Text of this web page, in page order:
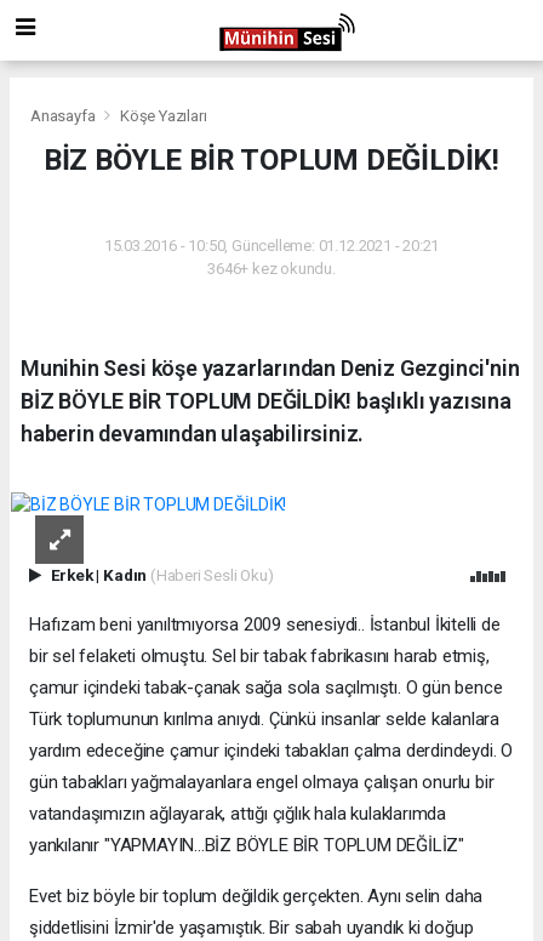
Anasayfa Köşe Yazıları
BİZ BÖYLE BİR TOPLUM DEĞİLDİK!
15.03.2016 - 10:50, Güncelleme: 01.12.2021 - 20:21
3646+ kez okundu.
Munihin Sesi köşe yazarlarından Deniz Gezginci'nin
BİZ BÖYLE BİR TOPLUM DEĞİLDİK! başlıklı yazısına
haberin devamından ulaşabilirsiniz.
Erkek| Kadın (Haberi Sesli Oku)
Hafızam beni yanıltmıyorsa 2009 senesiydi.. İstanbul İkitelli de
bir sel felaketi olmuştu. Sel bir tabak fabrikasını harab etmiş,
çamur içindeki tabak-çanak sağa sola saçılmıştı. O gün bence
Türk toplumunun kırılma anıydı. Çünkü insanlar selde kalanlara
yardım edeceğine çamur içindeki tabakları çalma derdindeydi. O
gün tabakları yağmalayanlara engel olmaya çalışan onurlu bir
vatandaşımızın ağlayarak, attığı çığlık hala kulaklarımda
yankılanır "YAPMAYIN...BİZ BÖYLE BİR TOPLUM DEĞİLİZ"
Evet biz böyle bir toplum değildik gerçekten. Aynı selin daha
şiddetlisini İzmir'de yaşamıştık. Bir sabah uyandık ki doğup